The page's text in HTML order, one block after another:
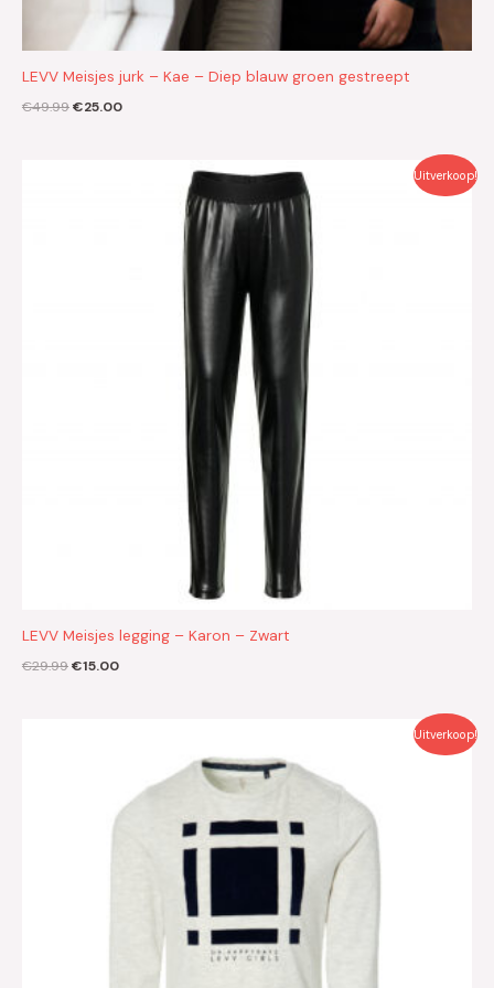
LEVV Meisjes jurk – Kae – Diep blauw groen gestreept
€49.99€25.00
Uitverkoop!
LEVV Meisjes legging – Karon – Zwart
€29.99€15.00
Uitverkoop!
€15.00.